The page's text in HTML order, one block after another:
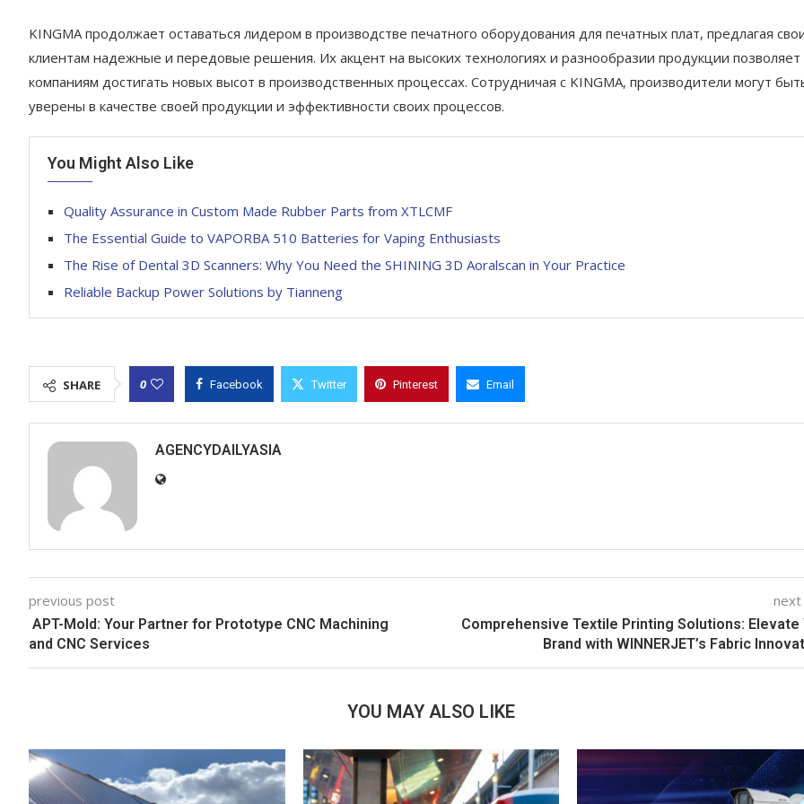
KINGMA продолжает оставаться лидером в производстве печатного оборудования для печатных плат, предлагая
клиентам надежные и передовые решения. Их акцент на высоких технологиях и разнообразии продукции позволяет
компаниям достигать новых высот в производственных процессах. Сотрудничая с KINGMA, производители могут
уверены в качестве своей продукции и эффективности своих процессов.
You Might Also Like
Quality Assurance in Custom Made Rubber Parts from XTLCMF
The Essential Guide to VAPORBA 510 Batteries for Vaping Enthusiasts
The Rise of Dental 3D Scanners: Why You Need the SHINING 3D Aoralscan in Your Practice
Reliable Backup Power Solutions by Tianneng
SHARE 0 Facebook Twitter Pinterest Email
AGENCYDAILYASIA
previous post
APT-Mold: Your Partner for Prototype CNC Machining
and CNC Services
Comprehensive Textile Printing Solutions: Elevate
Brand with WINNERJET’s Fabric
YOU MAY ALSO LIKE